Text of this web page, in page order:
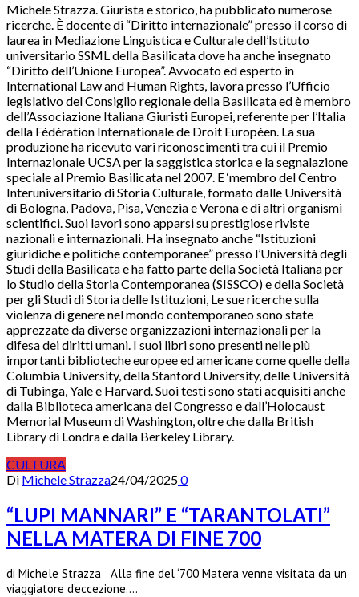
Michele Strazza. Giurista e storico, ha pubblicato numerose
ricerche. È docente di “Diritto internazionale” presso il corso di
laurea in Mediazione Linguistica e Culturale dell’Istituto
universitario SSML della Basilicata dove ha anche insegnato
“Diritto dell’Unione Europea”. Avvocato ed esperto in
International Law and Human Rights, lavora presso l’Ufficio
legislativo del Consiglio regionale della Basilicata ed è membro
dell’Associazione Italiana Giuristi Europei, referente per l’Italia
della Fédération Internationale de Droit Européen. La sua
produzione ha ricevuto vari riconoscimenti tra cui il Premio
Internazionale UCSA per la saggistica storica e la segnalazione
speciale al Premio Basilicata nel 2007. E ‘membro del Centro
Interuniversitario di Storia Culturale, formato dalle Università
di Bologna, Padova, Pisa, Venezia e Verona e di altri organismi
scientifici. Suoi lavori sono apparsi su prestigiose riviste
nazionali e internazionali. Ha insegnato anche “Istituzioni
giuridiche e politiche contemporanee” presso l’Università degli
Studi della Basilicata e ha fatto parte della Società Italiana per
lo Studio della Storia Contemporanea (SISSCO) e della Società
per gli Studi di Storia delle Istituzioni, Le sue ricerche sulla
violenza di genere nel mondo contemporaneo sono state
apprezzate da diverse organizzazioni internazionali per la
difesa dei diritti umani. I suoi libri sono presenti nelle più
importanti biblioteche europee ed americane come quelle della
Columbia University, della Stanford University, delle Università
di Tubinga, Yale e Harvard. Suoi testi sono stati acquisiti anche
dalla Biblioteca americana del Congresso e dall’Holocaust
Memorial Museum di Washington, oltre che dalla British
Library di Londra e dalla Berkeley Library.
CULTURA
Di Michele Strazza24/04/20250
“LUPI MANNARI” E “TARANTOLATI”
NELLA MATERA DI FINE 700
di Michele Strazza Alla fine del ‘700 Matera venne visitata da un
viaggiatore d’eccezione.…